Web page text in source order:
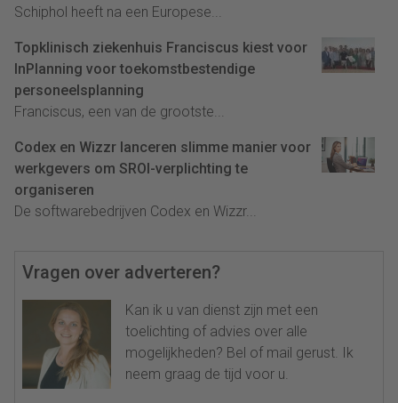
Schiphol heeft na een Europese...
Topklinisch ziekenhuis Franciscus kiest voor
InPlanning voor toekomstbestendige
personeelsplanning
Franciscus, een van de grootste...
Codex en Wizzr lanceren slimme manier voor
werkgevers om SROI-verplichting te
organiseren
De softwarebedrijven Codex en Wizzr...
Vragen over adverteren?
Kan ik u van dienst zijn met een
toelichting of advies over alle
mogelijkheden? Bel of mail gerust. Ik
neem graag de tijd voor u.